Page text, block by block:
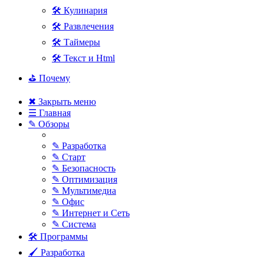
🛠 Кулинария
🛠 Развлечения
🛠 Таймеры
🛠 Текст и Html
⛳ Почему
✖ Закрыть меню
☰ Главная
✎ Обзоры
✎ Разработка
✎ Старт
✎ Безопасность
✎ Оптимизация
✎ Мультимедиа
✎ Офис
✎ Интернет и Сеть
✎ Система
🛠 Программы
🖌 Разработка